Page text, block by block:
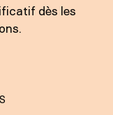
dès les